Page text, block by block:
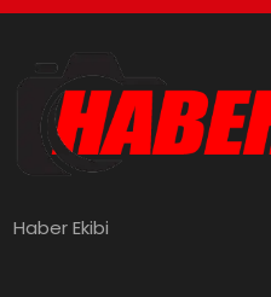
Haber Ekibi